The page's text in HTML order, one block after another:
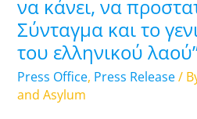
να κάνει, να
Σύνταγμα και το
του ελληνικού
Press Office, Press Release/
and Asylum
των
ροών
κατά
90%
το